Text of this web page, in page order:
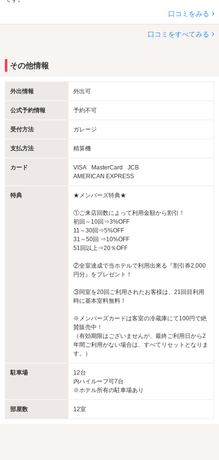
口コミをみる
口コミをすべてみる
その他情報
外出情報 外出可
公式予約情報 予約不可
受付方法 ガレージ
支払方法 精算機
カード VISA MasterCard
JCB
AMERICAN EXPRESS
特典 ★メンバーズ特典★
①ご来店回数によって利用金額から割引！
初回～10回⇒3%OFF
11～30回⇒5%OFF
31～50回 ⇒10%OFF
51回以上⇒20％OFF
②全室達成で当ホテルで利用出来る『割引券2,000
円分』をプレゼント！
③同室を20回ご利用されたお客様は、21回目利用
時に基本室料無料！
※メンバーズカードは客室の冷蔵庫にて100円で絶
賛販売中！
（有効期限はございませんが、最終ご利用日から2
年間ご利用がない場合は、すべてリセットとなりま
す。）
駐車場
12台
内ハイルーフ可7台
※ホテル所有の駐車場あり
部屋数 12室